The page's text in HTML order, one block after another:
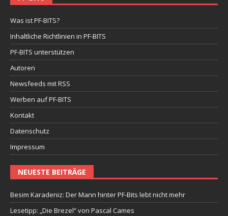
Was ist PF-BITS?
Inhaltliche Richtlinien in PF-BITS
PF-BITS unterstützen
Autoren
Newsfeeds mit RSS
Werben auf PF-BITS
Kontakt
Datenschutz
Impressum
NEUESTE BEITRÄGE
Besim Karadeniz: Der Mann hinter PF-Bits lebt nicht mehr
Lesetipp: „Die Brezel“ von Pascal Cames